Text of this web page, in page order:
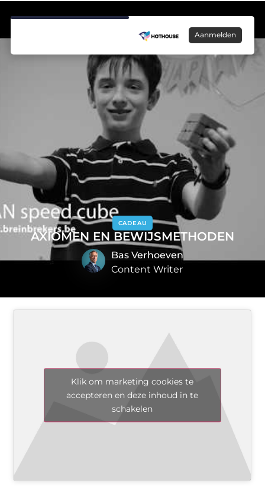
Aanmelden
CADEAU
AXIOMEN EN BEWIJSMETHODEN
Bas Verhoeven
Content Writer
Klik om marketing cookies te
accepteren en deze inhoud in te
schakelen